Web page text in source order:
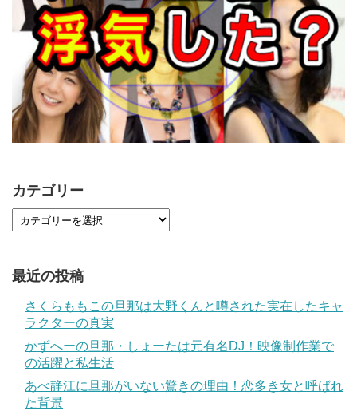
カテゴリー
最近の投稿
さくらももこの旦那は大野くんと噂された実在したキャ
ラクターの真実
かずへーの旦那・しょーたは元有名DJ！映像制作業で
の活躍と私生活
あべ静江に旦那がいない驚きの理由！恋多き女と呼ばれ
た背景